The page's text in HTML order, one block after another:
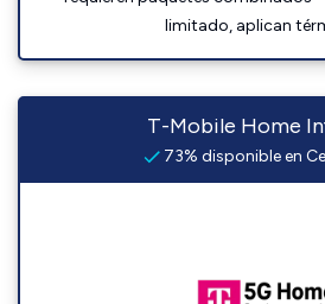
limitado, aplican
T-Mobile Home
73% disponible en